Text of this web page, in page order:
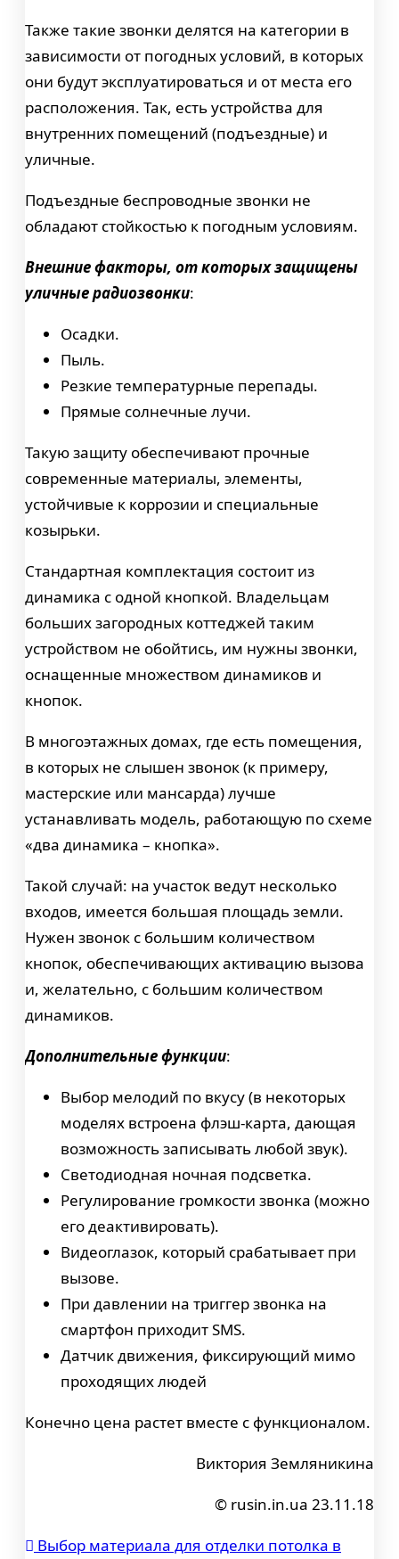
Также такие звонки делятся на категории в
зависимости от погодных условий, в которых
они будут эксплуатироваться и от места его
расположения. Так, есть устройства для
внутренних помещений (подъездные) и
уличные.
Подъездные беспроводные звонки не
обладают стойкостью к погодным условиям.
Внешние факторы, от которых защищены
уличные радиозвонки:
Осадки.
Пыль.
Резкие температурные перепады.
Прямые солнечные лучи.
Такую защиту обеспечивают прочные
современные материалы, элементы,
устойчивые к коррозии и специальные
козырьки.
Стандартная комплектация состоит из
динамика с одной кнопкой. Владельцам
больших загородных коттеджей таким
устройством не обойтись, им нужны звонки,
оснащенные множеством динамиков и
кнопок.
В многоэтажных домах, где есть помещения,
в которых не слышен звонок (к примеру,
мастерские или мансарда) лучше
устанавливать модель, работающую по схеме
«два динамика – кнопка».
Такой случай: на участок ведут несколько
входов, имеется большая площадь земли.
Нужен звонок с большим количеством
кнопок, обеспечивающих активацию вызова
и, желательно, с большим количеством
динамиков.
Дополнительные функции:
Выбор мелодий по вкусу (в некоторых
моделях встроена флэш-карта, дающая
возможность записывать любой звук).
Светодиодная ночная подсветка.
Регулирование громкости звонка (можно
его деактивировать).
Видеоглазок, который срабатывает при
вызове.
При давлении на триггер звонка на
смартфон приходит SMS.
Датчик движения, фиксирующий мимо
проходящих людей
Конечно цена растет вместе с функционалом.
Виктория Земляникина
© rusin.in.ua 23.11.18
Навигация
Выбор материала для отделки потолка в